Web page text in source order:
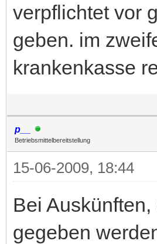
verpflichtet vor
geben. im
krankenkasse
p__
Betriebsmittelbereitstellung
15-06-2009, 18:44
Bei
gegeben